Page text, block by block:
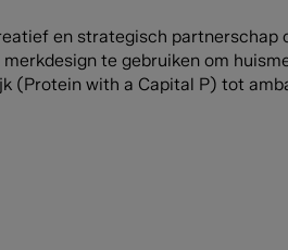
en strategisch partnerschap
te gebruiken om
(Protein with a Capital P) tot